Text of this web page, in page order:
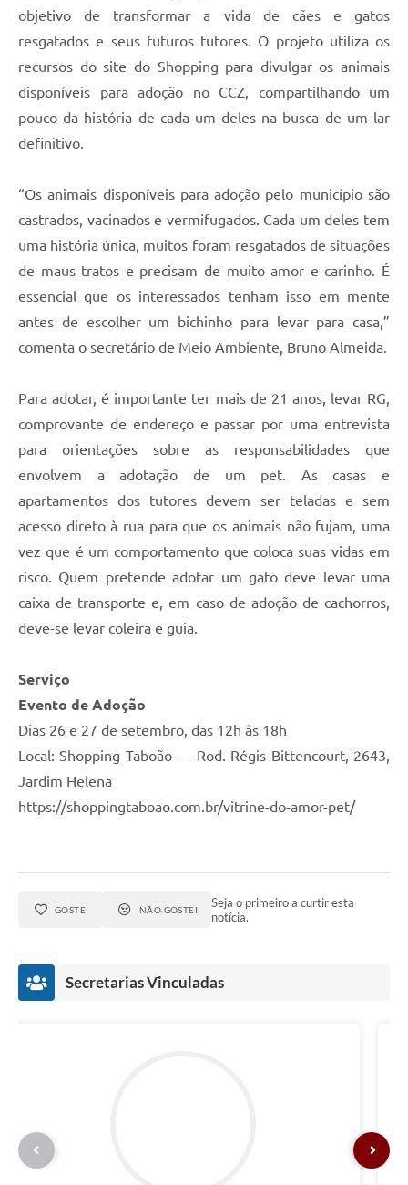
objetivo de transformar a vida de cães e gatos
resgatados e seus futuros tutores. O projeto utiliza os
recursos do site do Shopping para divulgar os animais
disponíveis para adoção no CCZ, compartilhando um
pouco da história de cada um deles na busca de um lar
definitivo.
“Os animais disponíveis para adoção pelo município são
castrados, vacinados e vermifugados. Cada um deles tem
uma história única, muitos foram resgatados de situações
de maus tratos e precisam de muito amor e carinho. É
essencial que os interessados tenham isso em mente
antes de escolher um bichinho para levar para casa,”
comenta o secretário de Meio Ambiente, Bruno Almeida.
Para adotar, é importante ter mais de 21 anos, levar RG,
comprovante de endereço e passar por uma entrevista
para orientações sobre as responsabilidades que
envolvem a adotação de um pet. As casas e
apartamentos dos tutores devem ser teladas e sem
acesso direto à rua para que os animais não fujam, uma
vez que é um comportamento que coloca suas vidas em
risco. Quem pretende adotar um gato deve levar uma
caixa de transporte e, em caso de adoção de cachorros,
deve-se levar coleira e guia.
Serviço
Evento de Adoção
Dias 26 e 27 de setembro, das 12h às 18h
Local: Shopping Taboão — Rod. Régis Bittencourt, 2643,
Jardim Helena
https://shoppingtaboao.com.br/vitrine-do-amor-pet/
GOSTEI NÃO GOSTEI
Seja o primeiro a curtir esta
notícia.
Secretarias Vinculadas